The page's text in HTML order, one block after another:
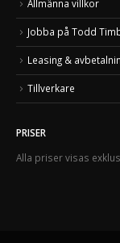
Allmänna villkor
Jobba på Todd
Leasing &
Tillverkare
PRISER
Alla priser visas